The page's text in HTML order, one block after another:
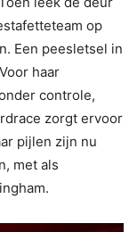
op
Een peesletsel in
haar
controle,
zorgt ervoor
pijlen zijn nu
met als